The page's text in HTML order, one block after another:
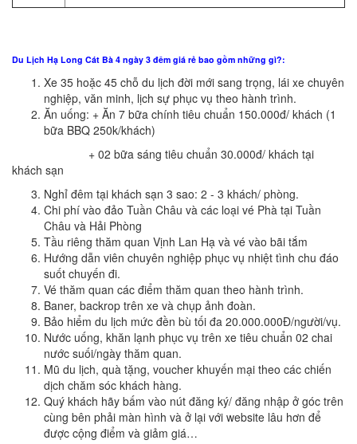
Du Lịch Hạ Long Cát Bà 4 ngày 3 đêm giá rẻ bao gồm những gì?:
Xe 35 hoặc 45 chỗ du lịch đời mới sang trọng, lái xe chuyên
nghiệp, văn minh, lịch sự phục vụ theo hành trình.
Ăn uống: + Ăn 7 bữa chính tiêu chuẩn 150.000đ/ khách (1
bữa BBQ 250k/khách)
+ 02 bữa sáng tiêu chuẩn 30.000đ/ khách tại
khách sạn
Nghỉ đêm tại khách sạn 3 sao: 2 - 3 khách/ phòng.
Chi phí vào đảo Tuần Châu và các loại vé Phà tại Tuần
Châu và Hải Phòng
Tầu riêng thăm quan Vịnh Lan Hạ và vé vào bãi tắm
Hướng dẫn viên chuyên nghiệp phục vụ nhiệt tình chu đáo
suốt chuyến đi.
Vé thăm quan các điểm thăm quan theo hành trình.
Baner, backrop trên xe và chụp ảnh đoàn.
Bảo hiểm du lịch mức đền bù tối đa 20.000.000Đ/người/vụ.
Nước uống, khăn lạnh phục vụ trên xe tiêu chuẩn 02 chai
nước suối/ngày thăm quan.
Mũ du lịch, quà tặng, voucher khuyến mại theo các chiến
dịch chăm sóc khách hàng.
Quý khách hãy bấm vào nút đăng ký/ đăng nhập ở góc trên
cùng bên phải màn hình và ở lại với website lâu hơn để
được cộng điểm và giảm giá…